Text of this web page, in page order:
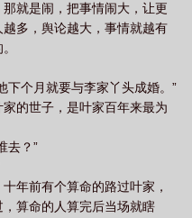
就是闹，把事情闹大，让更
多，舆论越大，事情就越有
下个月就要与李家丫头成婚。”
的世子，是叶家百年来最为
去？”
年前有个算命的路过叶家，
算命的人算完后当场就瞎